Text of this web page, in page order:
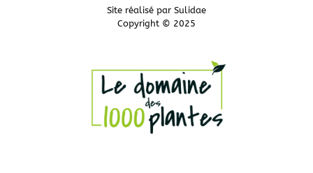
Site réalisé par Sulidae
Copyright © 2025